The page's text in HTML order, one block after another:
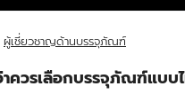
ผู้เชี่ยวชาญด้านบรรจุภัณฑ์
าควรเลือกบรรจุภัณฑ์แบบ